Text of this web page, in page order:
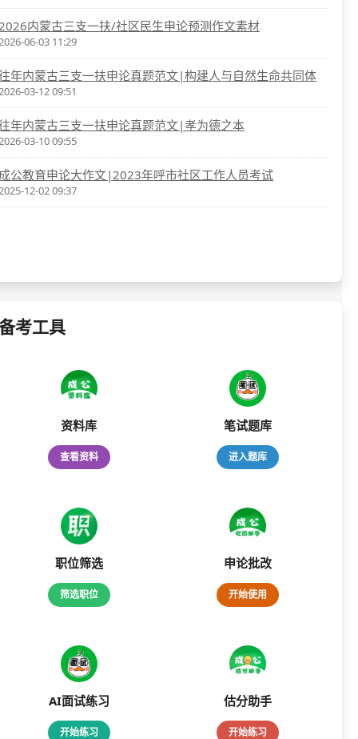
内蒙古三支一扶/社区民生申论预测作文素材
06-03 11:29
年内蒙古三支一扶申论真题范文|构建人与自然生命共同体
03-12 09:51
年内蒙古三支一扶申论真题范文|孝为德之本
03-10 09:55
公教育申论大作文|2023年呼市社区工作人员考试
12-02 09:37
考工具
资料库
查看资料
笔试题库
进入题库
职位筛选
筛选职位
申论批改
开始使用
AI面试练习
开始练习
估分助手
开始练习